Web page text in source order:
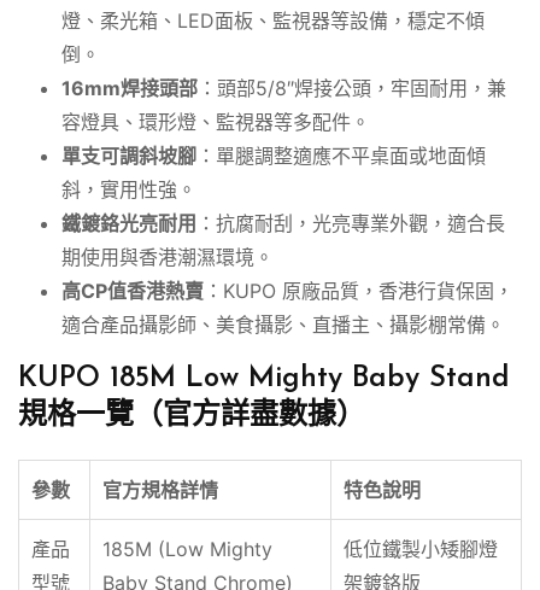
燈、柔光箱、LED面板、監視器等設備，穩定不傾
倒。
16mm焊接頭部 ：頭部5/8″焊接公頭，牢固耐用，兼
容燈具、環形燈、監視器等多配件。
單支可調斜坡腳 ：單腿調整適應不平桌面或地面傾
斜，實用性強。
鐵鍍鉻光亮耐用 ：抗腐耐刮，光亮專業外觀，適合長
期使用與香港潮濕環境。
高CP值香港熱賣 ：KUPO 原廠品質，香港行貨保固，
適合產品攝影師、美食攝影、直播主、攝影棚常備。
KUPO 185M Low Mighty Baby Stand
規格一覽（官方詳盡數據）
參數 官方規格詳情 特色說明
產品
型號
185M (Low Mighty
Baby Stand Chrome)
低位鐵製小矮腳燈
架鍍鉻版